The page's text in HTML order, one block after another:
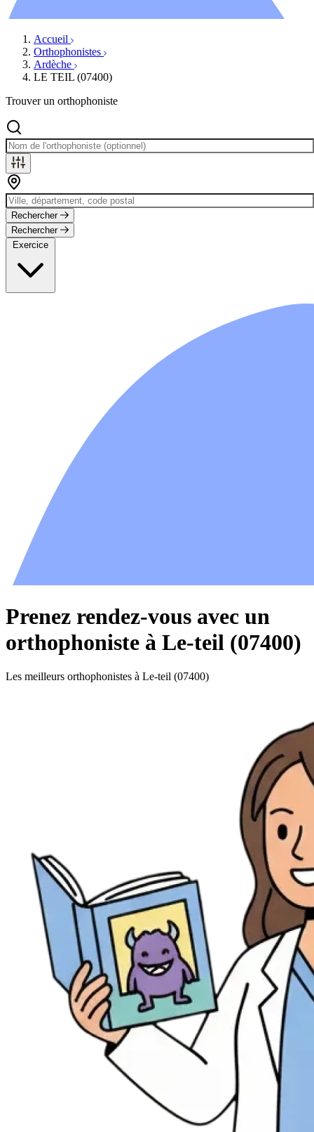
Accueil
Orthophonistes
Ardèche
LE TEIL (07400)
Trouver un orthophoniste
Rechercher
Rechercher
Exercice
Prenez rendez-vous avec un
orthophoniste à Le-teil (07400)
Les meilleurs orthophonistes à Le-teil (07400)